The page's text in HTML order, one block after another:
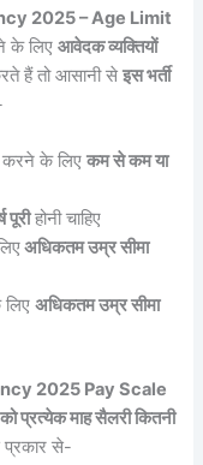
2025 – Age Limit
के लिएआवेदक व्यक्तियों
हैं तो आसानी सेइस भर्ती
करने के लिएकम से कम या
पूरीहोनी चाहिए
अधिकतम उम्र सीमा
अधिकतम उम्र सीमा
2025 Pay Scale
प्रत्येक माह सैलरी कितनी
प्रकार से-